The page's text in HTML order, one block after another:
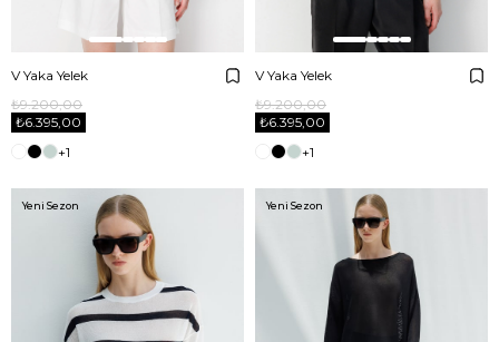
V Yaka Yelek
₺6.395,00
₺9.200,00
+1
V Yaka Yelek
₺6.395,00
₺9.200,00
+1
Yeni Sezon Yeni Sezon